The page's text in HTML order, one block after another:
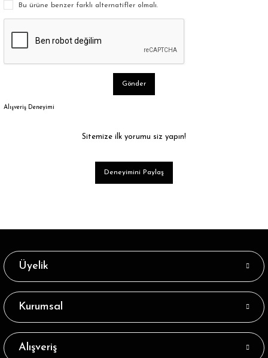
Bu ürüne benzer farklı alternatifler olmalı.
Gönder
Alışveriş Deneyimi
Sitemize ilk yorumu siz yapın!
Deneyimini Paylaş
Üyelik
Kurumsal
Alışveriş